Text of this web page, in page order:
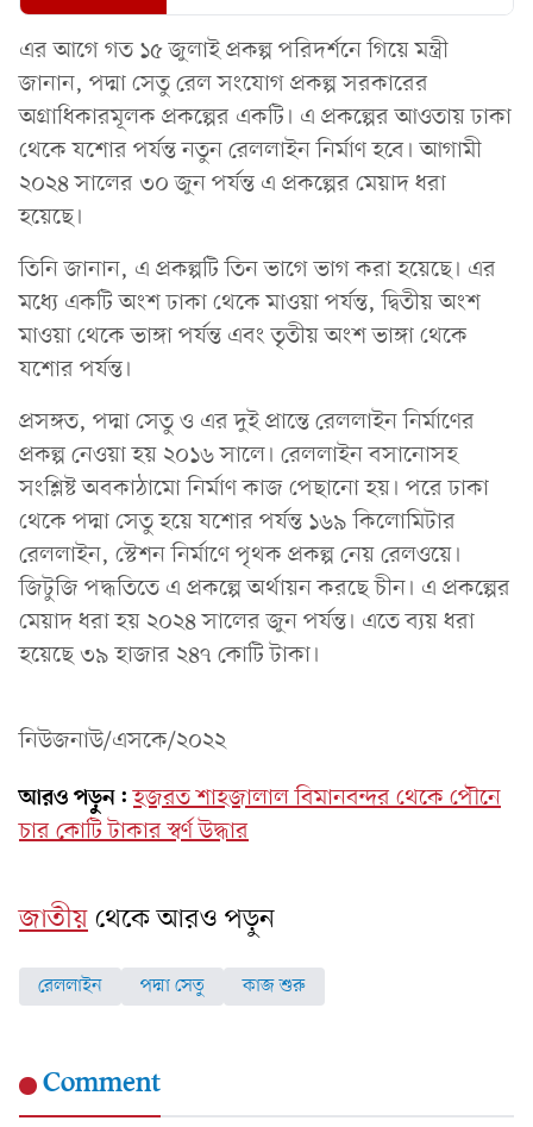
এর আগে গত ১৫ জুলাই প্রকল্প পরিদর্শনে গিয়ে মন্ত্রী
জানান, পদ্মা সেতু রেল সংযোগ প্রকল্প সরকারের
অগ্রাধিকারমূলক প্রকল্পের একটি। এ প্রকল্পের আওতায় ঢাকা
থেকে যশোর পর্যন্ত নতুন রেললাইন নির্মাণ হবে। আগামী
২০২৪ সালের ৩০ জুন পর্যন্ত এ প্রকল্পের মেয়াদ ধরা
হয়েছে।
তিনি জানান, এ প্রকল্পটি তিন ভাগে ভাগ করা হয়েছে। এর
মধ্যে একটি অংশ ঢাকা থেকে মাওয়া পর্যন্ত, দ্বিতীয় অংশ
মাওয়া থেকে ভাঙ্গা পর্যন্ত এবং তৃতীয় অংশ ভাঙ্গা থেকে
যশোর পর্যন্ত।
প্রসঙ্গত, পদ্মা সেতু ও এর দুই প্রান্তে রেললাইন নির্মাণের
প্রকল্প নেওয়া হয় ২০১৬ সালে। রেললাইন বসানোসহ
সংশ্লিষ্ট অবকাঠামো নির্মাণ কাজ পেছানো হয়। পরে ঢাকা
থেকে পদ্মা সেতু হয়ে যশোর পর্যন্ত ১৬৯ কিলোমিটার
রেললাইন, স্টেশন নির্মাণে পৃথক প্রকল্প নেয় রেলওয়ে।
জিটুজি পদ্ধতিতে এ প্রকল্পে অর্থায়ন করছে চীন। এ প্রকল্পের
মেয়াদ ধরা হয় ২০২৪ সালের জুন পর্যন্ত। এতে ব্যয় ধরা
হয়েছে ৩৯ হাজার ২৪৭ কোটি টাকা।
নিউজনাউ/এসকে/২০২২
আরও পড়ুন: হজরত শাহজালাল বিমানবন্দর থেকে পৌনে
চার কোটি টাকার স্বর্ণ উদ্ধার
জাতীয়থেকে আরও পড়ুন
রেললাইন পদ্মা সেতু কাজ শুরু
Comment